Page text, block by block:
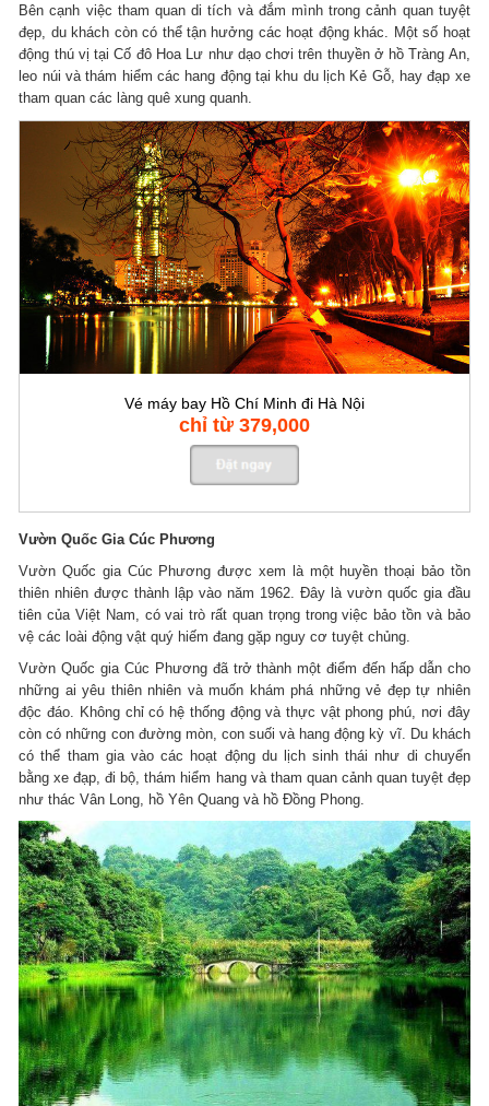
Bên cạnh việc tham quan di tích và đắm mình trong cảnh quan tuyệt
đẹp, du khách còn có thể tận hưởng các hoạt động khác. Một số hoạt
động thú vị tại Cố đô Hoa Lư như dạo chơi trên thuyền ở hồ Tràng An,
leo núi và thám hiểm các hang động tại khu du lịch Kẻ Gỗ, hay đạp xe
tham quan các làng quê xung quanh.
Vé máy bay Hồ Chí Minh đi Hà Nội
chỉ từ 379,000
Vườn Quốc Gia Cúc Phương
Vườn Quốc gia Cúc Phương được xem là một huyền thoại bảo tồn
thiên nhiên được thành lập vào năm 1962. Đây là vườn quốc gia đầu
tiên của Việt Nam, có vai trò rất quan trọng trong việc bảo tồn và bảo
vệ các loài động vật quý hiếm đang gặp nguy cơ tuyệt chủng.
Vườn Quốc gia Cúc Phương đã trở thành một điểm đến hấp dẫn cho
những ai yêu thiên nhiên và muốn khám phá những vẻ đẹp tự nhiên
độc đáo. Không chỉ có hệ thống động và thực vật phong phú, nơi đây
còn có những con đường mòn, con suối và hang động kỳ vĩ. Du khách
có thể tham gia vào các hoạt động du lịch sinh thái như di chuyển
bằng xe đạp, đi bộ, thám hiểm hang và tham quan cảnh quan tuyệt đẹp
như thác Vân Long, hồ Yên Quang và hồ Đồng Phong.